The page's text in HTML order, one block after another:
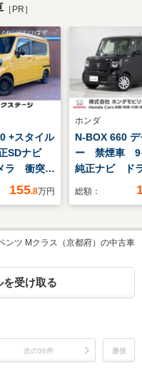
［PR］
+スタイル
SDナビ
ラ 衝突被
テム スマ
オートエ
155.8万円
ホンダ
N-BOX 660 デ
ー 禁煙車 9
純正ナビ ド
ETC バッ
ズ
物センサー
総額：
ンツ Mクラス（京都府）の中古車
を受け取る
次の30件 最後